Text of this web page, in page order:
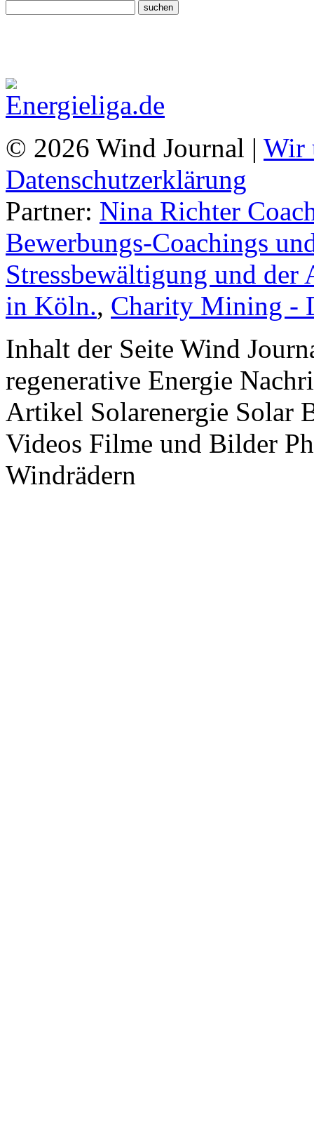
© 2026 Wind Journal | Wir
Datenschutzerklärung
Partner: Nina Richter
Bewerbungs-Coachings
Stressbewältigung und
in Köln., Charity Mining -
Inhalt der Seite Wind
regenerative Energie
Artikel Solarenergie Solar
Videos Filme und Bilder
Windrädern